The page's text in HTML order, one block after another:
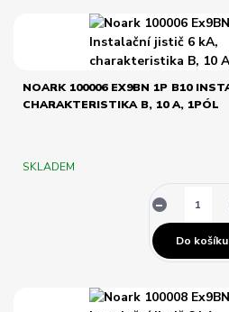
NOARK 100006 EX9BN 1P B10
CHARAKTERISTIKA B, 10 A, 1PÓL
SKLADEM
Do košíku